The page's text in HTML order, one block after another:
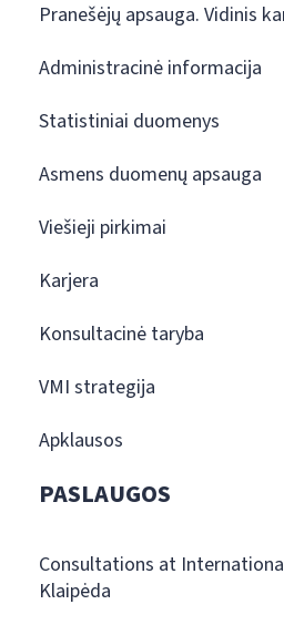
Pranešėjų apsauga. Vidinis
Administracinė informacija
Statistiniai duomenys
Asmens duomenų apsauga
Viešieji pirkimai
Karjera
Konsultacinė taryba
VMI strategija
Apklausos
PASLAUGOS
Consultations at
Klaipėda